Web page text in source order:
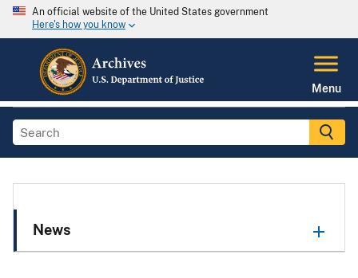
An official website of the United States government
Here's how you know
Menu
News